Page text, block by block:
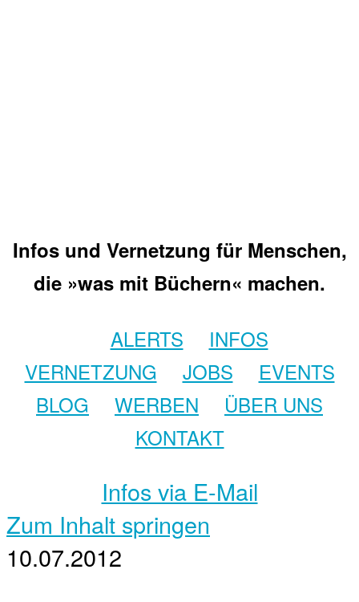
Infos und Vernetzung für Menschen,
die »was mit Büchern« machen.
ALERTS
INFOS
VERNETZUNG
JOBS
EVENTS
BLOG
WERBEN
ÜBER UNS
KONTAKT
Infos via E-Mail
Zum Inhalt springen
10.07.2012